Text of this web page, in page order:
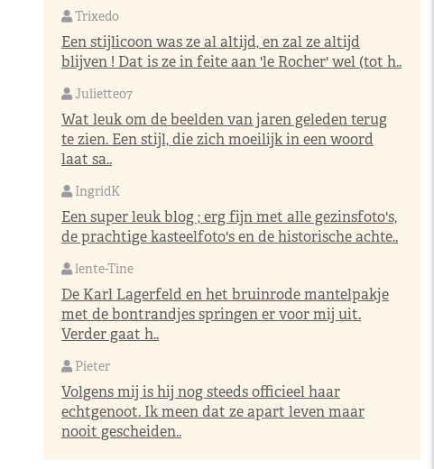
Trixedo
Een stijlicoon was ze al altijd, en zal ze altijd
blijven ! Dat is ze in feite aan 'le Rocher' wel (tot h..
Juliette07
Wat leuk om de beelden van jaren geleden terug
te zien. Een stijl, die zich moeilijk in een woord
laat sa..
IngridK
Een super leuk blog ; erg fijn met alle gezinsfoto's,
de prachtige kasteelfoto's en de historische achte..
lente-Tine
De Karl Lagerfeld en het bruinrode mantelpakje
met de bontrandjes springen er voor mij uit.
Verder gaat h..
Pieter
Volgens mij is hij nog steeds officieel haar
echtgenoot. Ik meen dat ze apart leven maar
nooit gescheiden..